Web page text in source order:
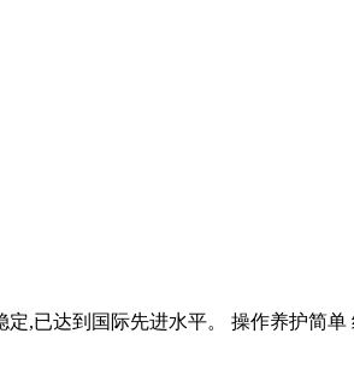
,已达到国际先进水平。 操作养护简